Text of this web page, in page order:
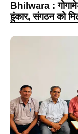
Bhilwara :
हुंकार, संगठन को